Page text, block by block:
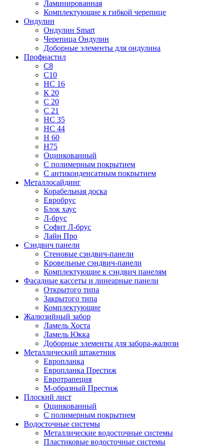
Ламинированная
Комплектующие к гибкой черепице
Ондулин
Ондулин Smart
Черепица Ондулин
Доборные элементы для ондулина
Профнастил
С8
С10
НС 16
К 20
С 20
С 21
НС 35
НС 44
Н 60
Н75
Оцинкованный
С полимерным покрытием
С антиконденсатным покрытием
Металлосайдинг
Корабельная доска
Евробрус
Блок хаус
Л-брус
Софит Л-брус
Лайн Про
Сэндвич панели
Стеновые сэндвич-панели
Кровельные сэндвич-панели
Комплектующие к сэндвич панелям
Фасадные кассеты и линеарные панели
Открытого типа
Закрытого типа
Комплектующие
Жалюзийный забор
Ламель Хоста
Ламель Юкка
Доборные элементы для забора-жалюзи
Металлический штакетник
Европланка
Европланка Престиж
Евротрапеция
М-образный Престиж
Плоский лист
Оцинкованный
С полимерным покрытием
Водосточные системы
Металлические водосточные системы
Пластиковые водосточные системы